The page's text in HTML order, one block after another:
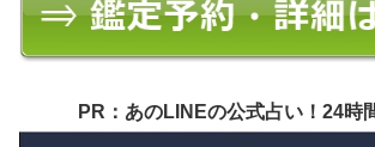
PR：あのLINEの公式占い！24時